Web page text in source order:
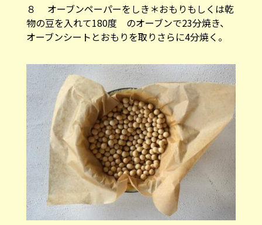
８ オーブンペーパーをしき＊おもりもしくは乾
物の豆を入れて180度 のオーブンで23分焼き、
オーブンシートとおもりを取りさらに4分焼く。